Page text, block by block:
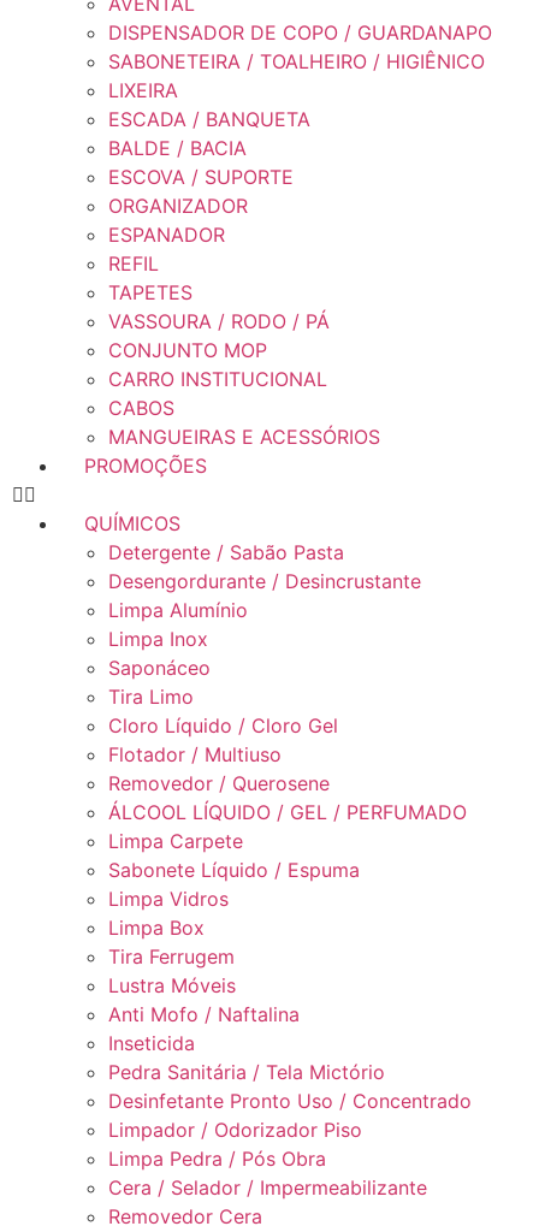
DISPENSADOR DE COPO / GUARDANAPO
SABONETEIRA / TOALHEIRO / HIGIÊNICO
LIXEIRA
ESCADA / BANQUETA
BALDE / BACIA
ESCOVA / SUPORTE
ORGANIZADOR
ESPANADOR
REFIL
TAPETES
VASSOURA / RODO / PÁ
CONJUNTO MOP
CARRO INSTITUCIONAL
CABOS
MANGUEIRAS E ACESSÓRIOS
PROMOÇÕES
QUÍMICOS
Detergente / Sabão Pasta
Desengordurante / Desincrustante
Limpa Alumínio
Limpa Inox
Saponáceo
Tira Limo
Cloro Líquido / Cloro Gel
Flotador / Multiuso
Removedor / Querosene
ÁLCOOL LÍQUIDO / GEL / PERFUMADO
Limpa Carpete
Sabonete Líquido / Espuma
Limpa Vidros
Limpa Box
Tira Ferrugem
Lustra Móveis
Anti Mofo / Naftalina
Inseticida
Pedra Sanitária / Tela Mictório
Desinfetante Pronto Uso / Concentrado
Limpador / Odorizador Piso
Limpa Pedra / Pós Obra
Cera / Selador / Impermeabilizante
Removedor Cera